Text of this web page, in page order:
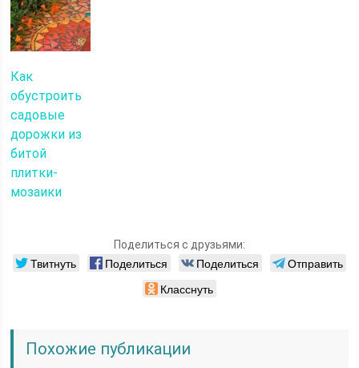
Как
обустроить
садовые
дорожки из
битой
плитки-
мозаики
Поделиться с друзьями:
Твитнуть Поделиться Поделиться
Отправить
Класснуть
Похожие публикации